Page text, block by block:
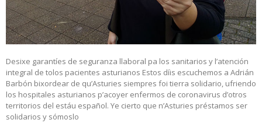
Desixe garantíes de seguranza llaboral pa los sanitarios y l’atención
integral de tolos pacientes asturianos Estos díis escuchemos a Adrián
Barbón bixordear de qu’Asturies siempres foi tierra solidario, ufriendo
los hospitales asturianos p’acoyer enfermos de coronavirus d’otros
territorios del estáu español. Ye cierto que n’Asturies préstamos ser
solidarios y sómoslo